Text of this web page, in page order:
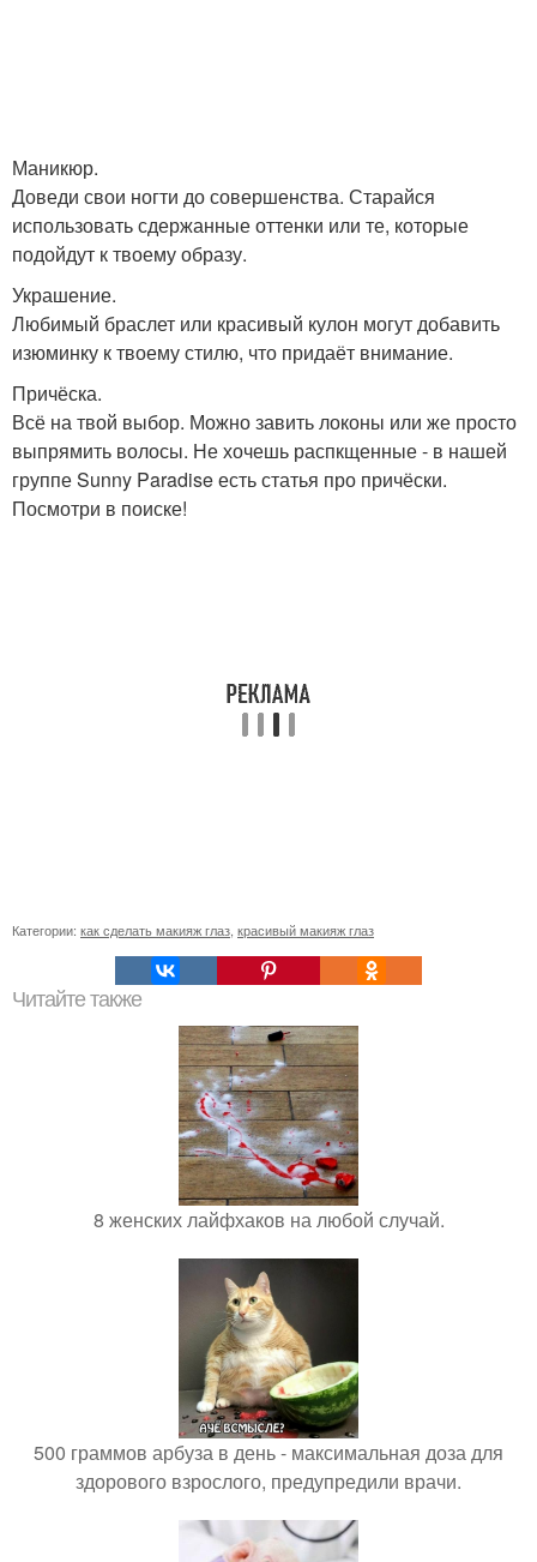
Маникюр.
Доведи свои ногти до совершенства. Старайся
использовать сдержанные оттенки или те, которые
подойдут к твоему образу.
Украшение.
Любимый браслет или красивый кулон могут добавить
изюминку к твоему стилю, что придаёт внимание.
Причёска.
Всё на твой выбор. Можно завить локоны или же просто
выпрямить волосы. Не хочешь распкщенные - в нашей
группе Sunny Paradise есть статья про причёски.
Посмотри в поиске!
Категории: как сделать макияж глаз красивый макияж глаз
Читайте также
8 женских лайфхаков на любой случай.
500 граммов арбуза в день - максимальная доза для
здорового взрослого, предупредили врачи.